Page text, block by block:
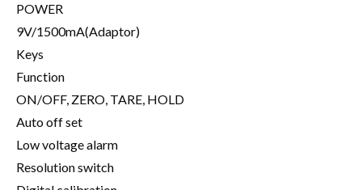
POWER
9V/1500mA(Adaptor)
Keys
Function
ON/OFF, ZERO, TARE, HOLD
Auto off set
Low voltage alarm
Resolution switch